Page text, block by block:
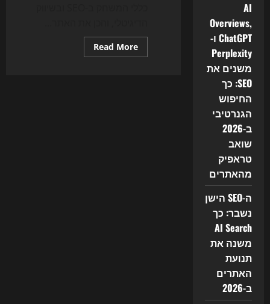
Read More
more
AI
Overviews,
ChatGPT ו-
Perplexity
משנים את
SEO: כך
החיפוש
הגנרטיבי
ב-2026
שואב
טראפיק
מהאתרים
ה-SEO הישן
נשבר: כך
AI Search
משנה את
תנועת
האתרים
ב-2026